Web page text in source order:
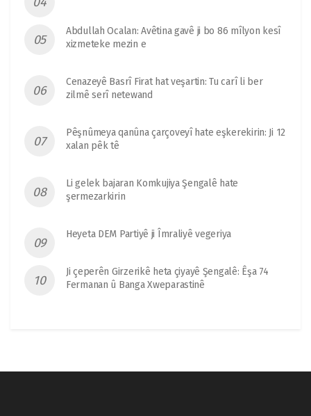
Abdullah Ocalan: Avêtina gavê ji bo 86 mîlyon kesî
xizmeteke mezin e
Cenazeyê Basrî Firat hat veşartin: Tu carî li ber
zilmê serî netewand
Pêşnûmeya qanûna çarçoveyî hate eşkerekirin: Ji 12
xalan pêk tê
Li gelek bajaran Komkujiya Şengalê hate
şermezarkirin
Heyeta DEM Partiyê ji Îmraliyê vegeriya
Ji çeperên Girzerikê heta çiyayê Şengalê: Êşa 74
Fermanan û Banga Xweparastinê